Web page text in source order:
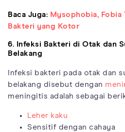
Baca Juga: Mysophobia, Fobia
Bakteri yang Kotor
6. Infeksi Bakteri di Otak dan
Belakang
Infeksi bakteri pada otak dan
belakang disebut dengan
meningitis adalah sebagai
Leher kaku
Sensitif dengan cahaya